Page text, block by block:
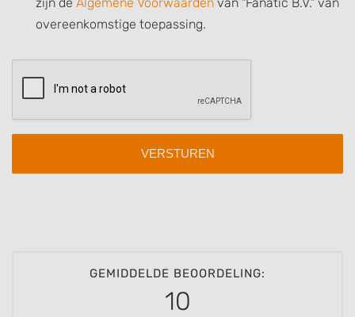
overeenkomstige toepassing.
GEMIDDELDE BEOORDELING:
10
Use limited data to select content
Identify devices based on information